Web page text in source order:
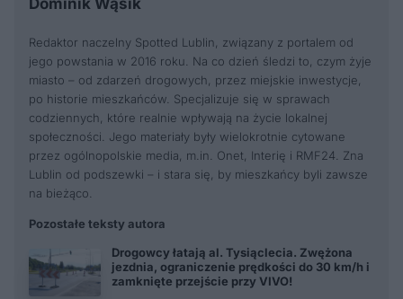
Dominik Wąsik
Redaktor naczelny Spotted Lublin, związany z portalem od
jego powstania w 2016 roku. Na co dzień śledzi to, czym żyje
miasto – od zdarzeń drogowych, przez miejskie inwestycje,
po historie mieszkańców. Specjalizuje się w sprawach
codziennych, które realnie wpływają na życie lokalnej
społeczności. Jego materiały były wielokrotnie cytowane
przez ogólnopolskie media, m.in. Onet, Interię i RMF24. Zna
Lublin od podszewki – i stara się, by mieszkańcy byli zawsze
na bieżąco.
Pozostałe teksty autora
Drogowcy łatają al. Tysiąclecia. Zwężona
jezdnia, ograniczenie prędkości do 30 km/h i
zamknięte przejście przy VIVO!